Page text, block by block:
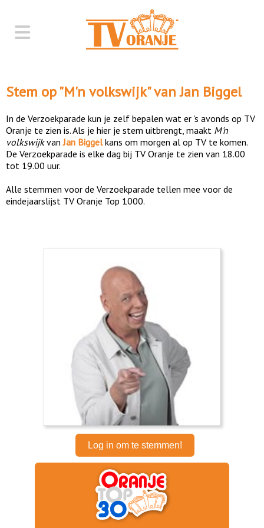
Stem op "M'n volkswijk" vanJan Biggel
In de Verzoekparade kun je zelf bepalen wat er 's avonds op TV
Oranje te zien is. Als je hier je stem uitbrengt, maakt M'n
volkswijkvanJan Biggelkans om morgen al op TV te komen.
De Verzoekparade is elke dag bij TV Oranje te zien van 18.00
tot 19.00 uur.
Alle stemmen voor de Verzoekparade tellen mee voor de
eindejaarslijst TV Oranje Top 1000.
Log in om te stemmen!